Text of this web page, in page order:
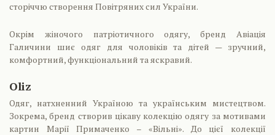
сторіччю створення Повітряних сил України.
Окрім жіночого патріотичного одягу, бренд Авіація
Галичини шиє одяг для чоловіків та дітей — зручний,
комфортний, функціональний та яскравий.
Oliz
Одяг, натхненний Україною та українським мистецтвом.
Зокрема, бренд створив цікаву колекцію одягу за мотивами
картин Марії Примаченко – «Вільні». До цієї колекції